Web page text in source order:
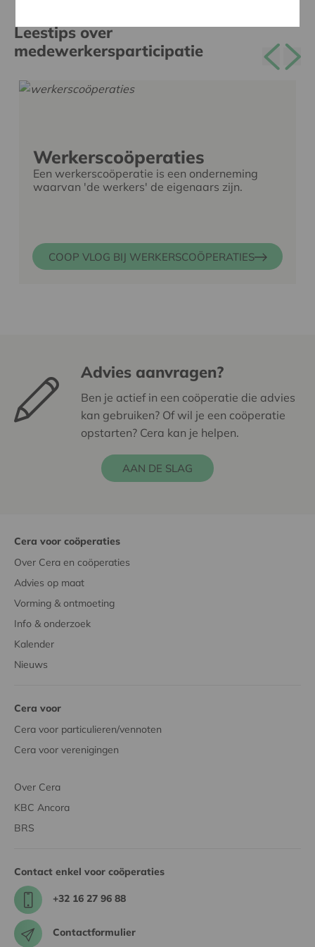
Leestips over
medewerkersparticipatie
Werkerscoöperaties
Een werkerscoöperatie is een onderneming
waarvan 'de werkers' de eigenaars zijn.
COOP VLOG BIJ WERKERSCOÖPERATIES
Advies aanvragen?
Ben je actief in een coöperatie die advies
kan gebruiken? Of wil je een coöperatie
opstarten? Cera kan je helpen.
AAN DE SLAG
Cera voor coöperaties
Over Cera en coöperaties
Advies op maat
Vorming & ontmoeting
Info & onderzoek
Kalender
Nieuws
Cera voor
Cera voor particulieren/vennoten
Cera voor verenigingen
Over Cera
KBC Ancora
BRS
Contact enkel voor coöperaties
+32 16 27 96 88
Contactformulier